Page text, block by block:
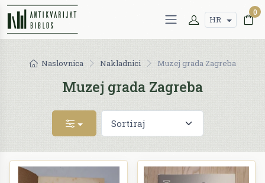
HR
0
Naslovnica Nakladnici Muzej grada Zagreba
Muzej grada Zagreba